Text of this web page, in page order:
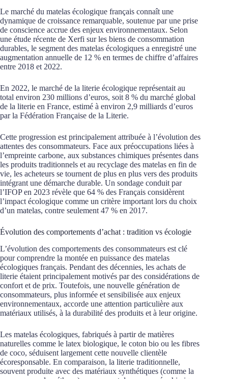
Le marché du matelas écologique français connaît une
dynamique de croissance remarquable, soutenue par une prise
de conscience accrue des enjeux environnementaux. Selon
une étude récente de Xerfi sur les biens de consommation
durables, le segment des matelas écologiques a enregistré une
augmentation annuelle de 12 % en termes de chiffre d’affaires
entre 2018 et 2022.
En 2022, le marché de la literie écologique représentait au
total environ 230 millions d’euros, soit 8 % du marché global
de la literie en France, estimé à environ 2,9 milliards d’euros
par la Fédération Française de la Literie.
Cette progression est principalement attribuée à l’évolution des
attentes des consommateurs. Face aux préoccupations liées à
l’empreinte carbone, aux substances chimiques présentes dans
les produits traditionnels et au recyclage des matelas en fin de
vie, les acheteurs se tournent de plus en plus vers des produits
intégrant une démarche durable. Un sondage conduit par
l’IFOP en 2023 révèle que 64 % des Français considèrent
l’impact écologique comme un critère important lors du choix
d’un matelas, contre seulement 47 % en 2017.
Évolution des comportements d’achat : tradition vs écologie
L’évolution des comportements des consommateurs est clé
pour comprendre la montée en puissance des matelas
écologiques français. Pendant des décennies, les achats de
literie étaient principalement motivés par des considérations de
confort et de prix. Toutefois, une nouvelle génération de
consommateurs, plus informée et sensibilisée aux enjeux
environnementaux, accorde une attention particulière aux
matériaux utilisés, à la durabilité des produits et à leur origine.
Les matelas écologiques, fabriqués à partir de matières
naturelles comme le latex biologique, le coton bio ou les fibres
de coco, séduisent largement cette nouvelle clientèle
écoresponsable. En comparaison, la literie traditionnelle,
souvent produite avec des matériaux synthétiques (comme la